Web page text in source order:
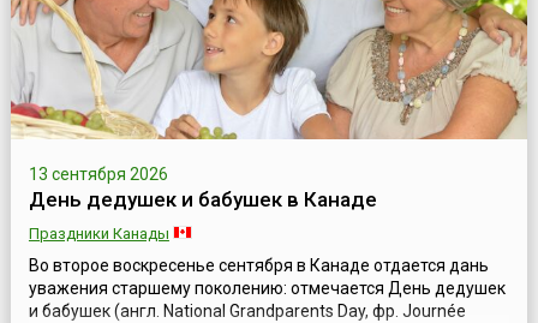
13 сентября 2026
День дедушек и бабушек в Канаде
Праздники Канады
Во второе воскресенье сентября в Канаде отдается дань
уважения старшему поколению: отмечается День дедушек
и бабушек (англ. National Grandparents Day, фр. Journée